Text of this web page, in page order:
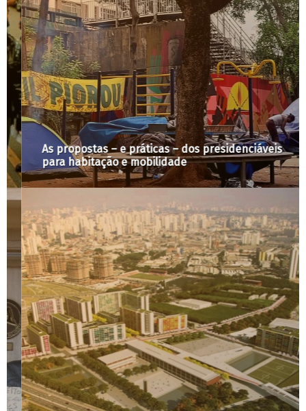
As propostas – e práticas – dos presidenciáveis
para habitação e mobilidade